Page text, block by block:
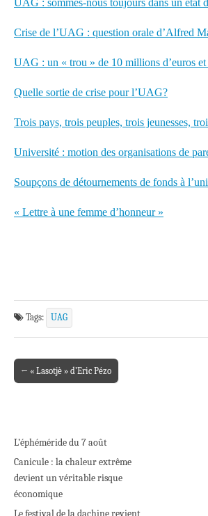
UAG : sommes-nous toujours dans un état
Crise de l’UAG : question orale d’Alfred
UAG : un « trou » de 10 millions d’euros
Quelle sortie de crise pour l’UAG?
Trois pays, trois peuples, trois jeunesses,
Université : motion des organisations de
Soupçons de détournements de fonds à
« Lettre à une femme d’honneur »
Tags: UAG
Post navigation
← « Lasotjè » d’Eric Pézo
L’éphéméride du 7 août
Canicule : la chaleur extrême
devient un véritable risque
économique
Le festival de la dachine revient